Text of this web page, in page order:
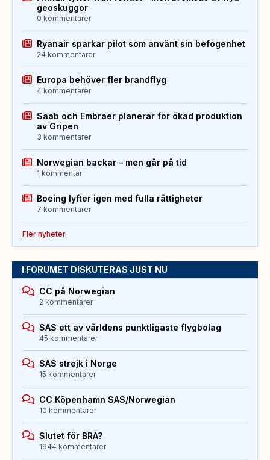
geoskuggor
0 kommentarer
Ryanair sparkar pilot som använt sin befogenhet
24 kommentarer
Europa behöver fler brandflyg
4 kommentarer
Saab och Embraer planerar för ökad produktion
av Gripen
3 kommentarer
Norwegian backar – men går på tid
1 kommentar
Boeing lyfter igen med fulla rättigheter
7 kommentarer
Fler nyheter
I FORUMET DISKUTERAS JUST NU
CC på Norwegian
2 kommentarer
SAS ett av världens punktligaste flygbolag
45 kommentarer
SAS strejk i Norge
15 kommentarer
CC Köpenhamn SAS/Norwegian
10 kommentarer
Slutet för BRA?
1944 kommentarer